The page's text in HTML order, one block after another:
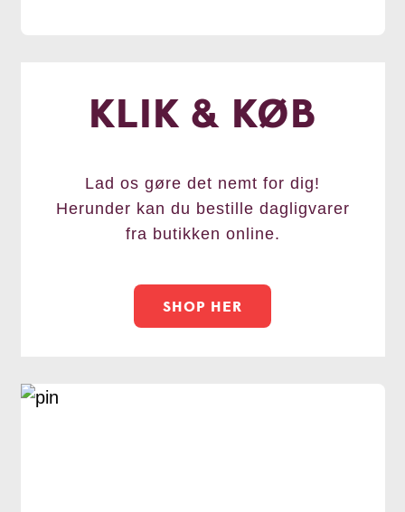
KLIK & KØB
Lad os gøre det nemt for dig!
Herunder kan du bestille dagligvarer
fra butikken online.
SHOP HER